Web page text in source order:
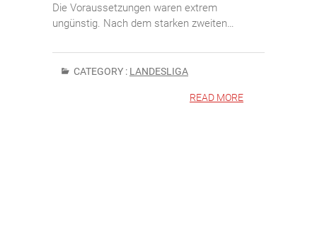
Die Voraussetzungen waren extrem
ungünstig. Nach dem starken zweiten…
CATEGORY : LANDESLIGA
READ MORE